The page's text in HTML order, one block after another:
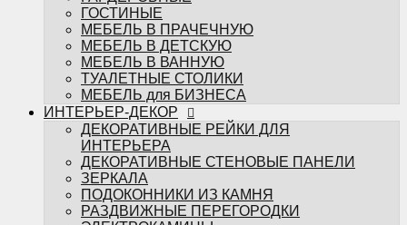
ЭЛЕКТРОКАМИНЫ
МЯГКАЯ МЕБЕЛЬ
ДИВАНЫ
КРОВАТИ
ПРИКРОВАТНЫЕ ТУМБЫ
КОМПЛЕКТУЮЩИЕ
СТОЛЕШНИЦЫ
Ламинированные столешницы (на
основе ДСП)
Столешницы из искусственного камня
Столешницы из кварца
МЕБЕЛЬНЫЕ ФАСАДЫ
ФРЕЗЕРОВКИ МЕБАСО
ГОСТИНЫЕ
МЕБЕЛЬ В ПРАЧЕЧНУЮ
МЕБЕЛЬ В ДЕТСКУЮ
МЕБЕЛЬ В ВАННУЮ
ТУАЛЕТНЫЕ СТОЛИКИ
МЕБЕЛЬ для БИЗНЕСА
ИНТЕРЬЕР-ДЕКОР
ДЕКОРАТИВНЫЕ РЕЙКИ ДЛЯ
ИНТЕРЬЕРА
ДЕКОРАТИВНЫЕ СТЕНОВЫЕ ПАНЕЛИ
ЗЕРКАЛА
ПОДОКОННИКИ ИЗ КАМНЯ
РАЗДВИЖНЫЕ ПЕРЕГОРОДКИ